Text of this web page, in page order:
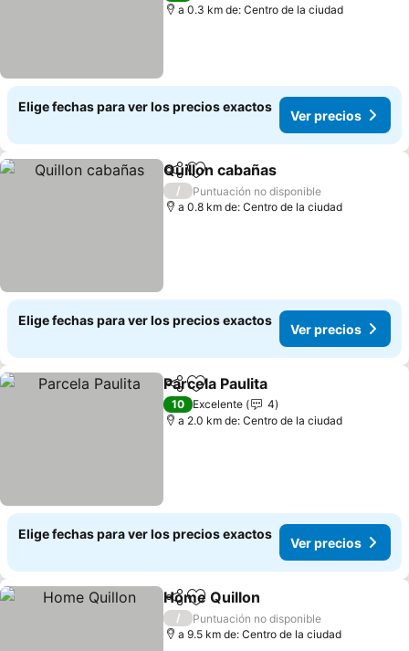
a 0.3 km de: Centro de la ciudad
Elige fechas para ver los precios exactos
Ver precios
CompartirAgregar a favoritos
Quillon cabañas
/
Puntuación no disponible
a 0.8 km de: Centro de la ciudad
Elige fechas para ver los precios exactos
Ver precios
CompartirAgregar a favoritos
Parcela Paulita
10 Excelente
4
a 2.0 km de: Centro de la ciudad
Elige fechas para ver los precios exactos
Ver precios
CompartirAgregar a favoritos
Home Quillon
/
Puntuación no disponible
a 9.5 km de: Centro de la ciudad